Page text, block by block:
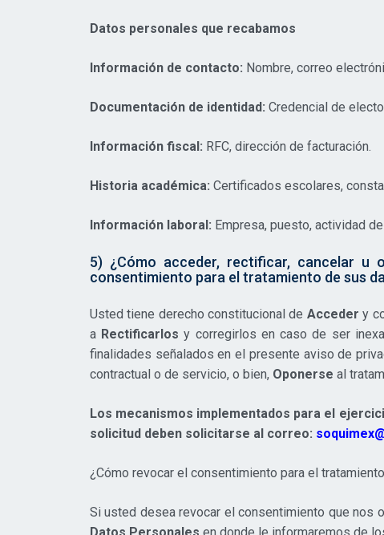
Datos personales que recabamos
Información de contacto: Nombre, correo
Documentación de identidad: Credencial de
Información fiscal: RFC, dirección de facturación.
Historia académica: Certificados escolares,
Información laboral: Empresa, puesto, actividad
5) ¿Cómo acceder, rectificar, cancelar u
consentimiento para el tratamiento de sus
Usted tiene derecho constitucional de Acceder y
a Rectificarlos y corregirlos en caso de ser
finalidades señalados en el presente aviso de
contractual o de servicio, o bien, Oponerse al
Los mecanismos implementados para el
solicitud deben solicitarse al correo:
¿Cómo revocar el consentimiento para el
Si usted desea revocar el consentimiento que nos